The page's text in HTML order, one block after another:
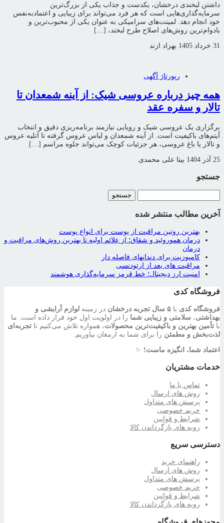
داشتن لبخندی درخشان، یکدست و جذاب یکی از بزرگ‌ترین
سرمایه‌گذاری‌هایی است که هر فرد می‌تواند برای زیبایی و اعتمادبه‌نفس
خود انجام دهد. لمینت‌های سرامیکی به عنوان یکی از محبوب‌ترین و
بادوام‌ترین روش‌های اصلاح طرح لبخند، […]
31 خرداد 1405 بهزاد ازند
رپورتاژ آگهی
همه چیز درباره عروسی شیک: از آینه شمعدان تا
تالار و سفره عقد
برگزاری یک عروسی شیک و رویایی نیازمند برنامه‌ریزی دقیق و انتخاب
آیتم‌های باکیفیت است. از آینه شمعدان و لباس عروس گرفته تا آتلیه عروس
و تالار یا باغ عروسی، هر جزئیات کوچک می‌تواند جلوه مراسم […]
25 آذر 1404 بیتا علی محمدی
جستجو
برای:
آخرین مطالب منتشر شده
بهترین روتین مراقبت از پوست برای انواع پوست
درمان هموروئید و شقاق؛ از علائم اولیه تا بهترین روش‌های مراقبت و
درمان
کامپوزیت برای دندانهای فاصله دار
مراقبت‌ های بعد از ارتودنسی
امنیت ارز دیجیتال؛ خط قرمز سرمایه‌گذاری هوشمند
فروشگاه کدی
فروشگاه کدی با ۵ سال تجربه درخشان در زمینه لوازم آرایشی و
بهداشتی، سلامتی و زیبایی شما را در اولویت اول خود قرار داده است. ما
با تأمین بهترین و باکیفیت‌ترین محصولات، همواره تلاش می‌کنیم تا تجربه‌ای
لذت‌بخش و مطمئن را برای شما به ارمغان بیاوریم.
اعتماد شما، انگیزه ماست! ✨
خدمات مشتریان
تماس با ما
روش های ارسال
پرسش های متداول
حریم خصوصی
شرایط و قوانین
رویه های بازگرداندن کالا
دسترسی سریع
راهنمای خرید
روش های ارسال
پرسش های متداول
حریم خصوصی
شرایط و قوانین
رویه های بازگرداندن کالا